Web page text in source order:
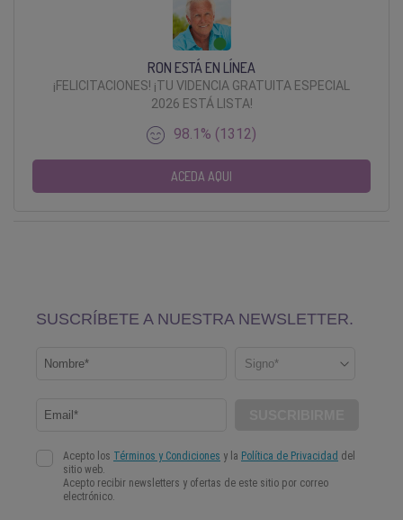
RON ESTÁ EN LÍNEA
¡FELICITACIONES! ¡TU VIDENCIA GRATUITA ESPECIAL
2026 ESTÁ LISTA!
98.1% (1312)
ACEDA AQUI